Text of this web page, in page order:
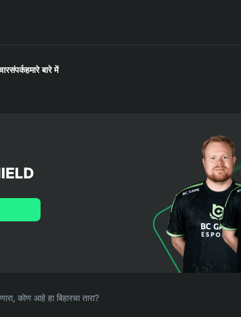
संपर्कहमारे बारे में
कोण आहे हा बिहारचा तारा?